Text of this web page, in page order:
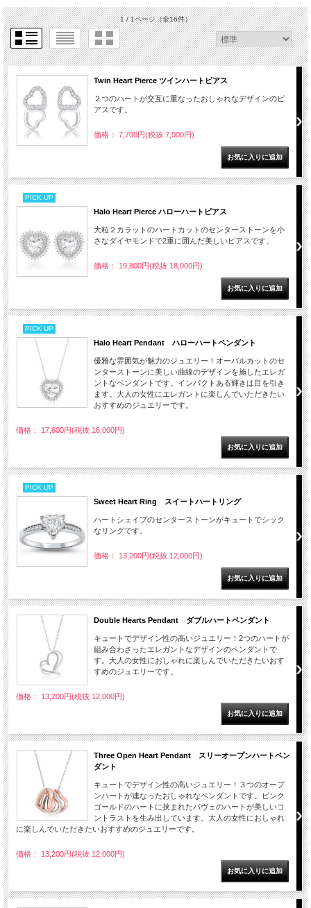
1 / 1ページ（全16件）
Twin Heart Pierce ツインハートピアス
２つのハートが交互に重なったおしゃれなデザインのピ
アスです。
価格： 7,700円(税抜 7,000円)
PICK UP
Halo Heart Pierce ハローハートピアス
大粒２カラットのハートカットのセンターストーンを小
さなダイヤモンドで2重に囲んだ美しいピアスです。
価格： 19,800円(税抜 18,000円)
PICK UP
Halo Heart Pendant ハローハートペンダント
優雅な雰囲気が魅力のジュエリー！オーバルカットのセ
ンターストーンに美しい曲線のデザインを施したエレガ
ントなペンダントです。インパクトある輝きは目を引き
ます。大人の女性にエレガントに楽しんでいただきたい
おすすめのジュエリーです。
価格： 17,600円(税抜 16,000円)
PICK UP
Sweet Heart Ring スイートハートリング
ハートシェイプのセンターストーンがキュートでシック
なリングです。
価格： 13,200円(税抜 12,000円)
Double Hearts Pendant ダブルハートペンダント
キュートでデザイン性の高いジュエリー！2つのハートが
組み合わさったエレガントなデザインのペンダントで
す。大人の女性におしゃれに楽しんでいただきたいおす
すめのジュエリーです。
価格： 13,200円(税抜 12,000円)
Three Open Heart Pendant スリーオープンハートペン
ダント
キュートでデザイン性の高いジュエリー！３つのオープ
ンハートが連なったおしゃれなペンダントです。ピンク
ゴールドのハートに挟まれたパヴェのハートが美しいコ
ントラストを生み出しています。大人の女性におしゃれ
に楽しんでいただきたいおすすめのジュエリーです。
価格： 13,200円(税抜 12,000円)